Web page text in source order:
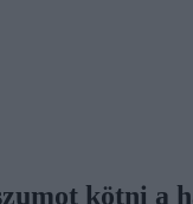
kötni a